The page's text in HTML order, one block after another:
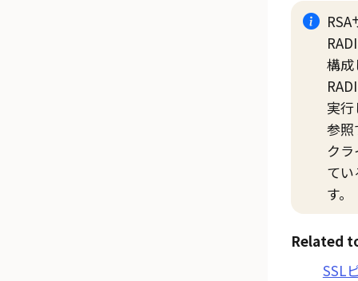
構
実
参照
ク
て
す。
Related
SSL